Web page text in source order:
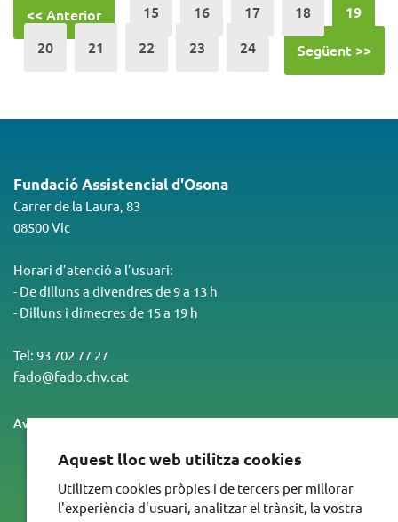
<< Anterior 15 16 17 18 19
20 21 22 23 24 Següent >>
Fundació Assistencial d'Osona
Carrer de la Laura, 83
08500 Vic
Horari d’atenció a l’usuari:
- De dilluns a divendres de 9 a 13 h
- Dilluns i dimecres de 15 a 19 h
Tel: 93 702 77 27
fado@fado.chv.cat
Avís legal Politica de cookies Accessibilitat
Integrants
Aquest lloc web utilitza cookies
Utilitzem cookies pròpies i de tercers per millorar
l'experiència d'usuari, analitzar el trànsit, la vostra